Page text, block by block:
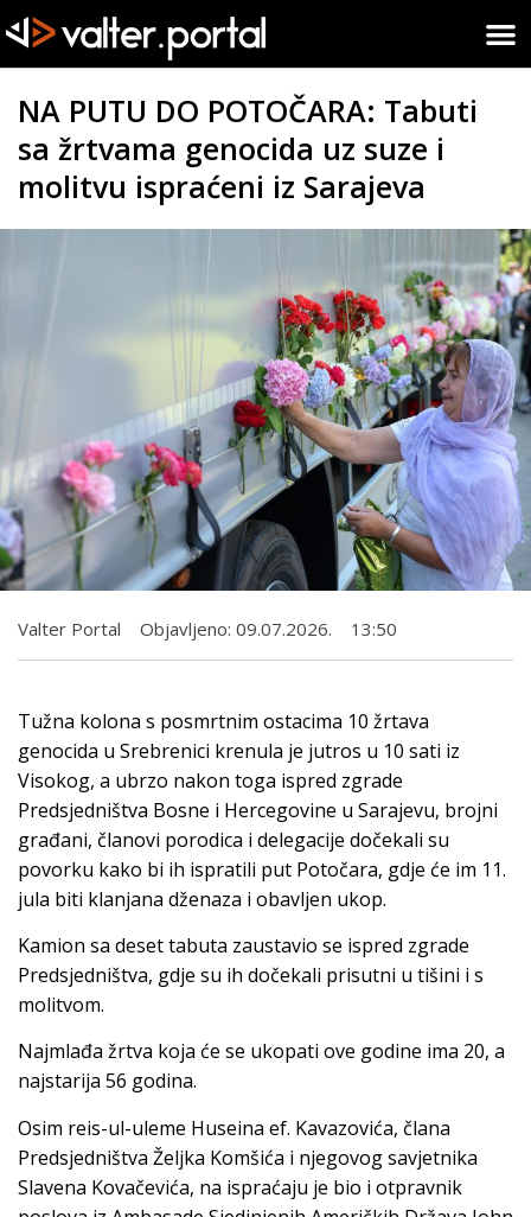
NA PUTU DO POTOČARA: Tabuti
sa žrtvama genocida uz suze i
molitvu ispraćeni iz Sarajeva
Valter Portal Objavljeno: 09.07.2026. 13:50
Tužna kolona s posmrtnim ostacima 10 žrtava
genocida u Srebrenici krenula je jutros u 10 sati iz
Visokog, a ubrzo nakon toga ispred zgrade
Predsjedništva Bosne i Hercegovine u Sarajevu, brojni
građani, članovi porodica i delegacije dočekali su
povorku kako bi ih ispratili put Potočara, gdje će im 11.
jula biti klanjana dženaza i obavljen ukop.
Kamion sa deset tabuta zaustavio se ispred zgrade
Predsjedništva, gdje su ih dočekali prisutni u tišini i s
molitvom.
Najmlađa žrtva koja će se ukopati ove godine ima 20, a
najstarija 56 godina.
Osim reis-ul-uleme Huseina ef. Kavazovića, člana
Predsjedništva Željka Komšića i njegovog savjetnika
Slavena Kovačevića, na ispraćaju je bio i otpravnik